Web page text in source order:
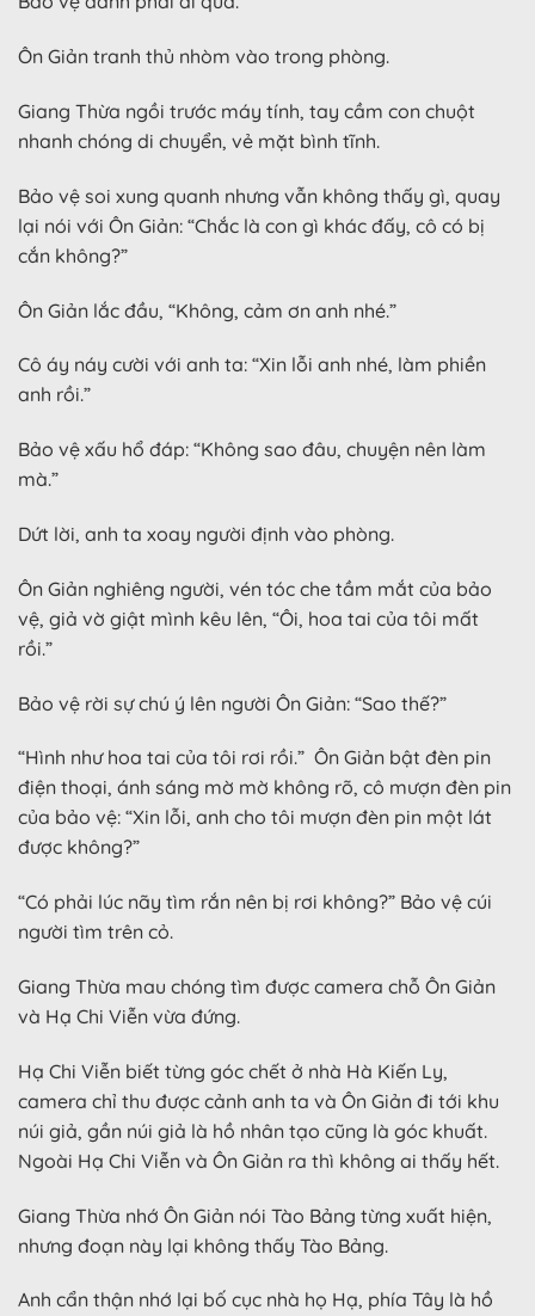
Ôn Giản tranh thủ nhòm vào trong phòng.
Giang Thừa ngồi trước máy tính, tay cầm con chuột
nhanh chóng di chuyển, vẻ mặt bình tĩnh.
Bảo vệ soi xung quanh nhưng vẫn không thấy gì, quay
lại nói với Ôn Giản: “Chắc là con gì khác đấy, cô có bị
cắn không?”
Ôn Giản lắc đầu, “Không, cảm ơn anh nhé.”
Cô áy náy cười với anh ta: “Xin lỗi anh nhé, làm phiền
anh rồi.”
Bảo vệ xấu hổ đáp: “Không sao đâu, chuyện nên làm
mà.”
Dứt lời, anh ta xoay người định vào phòng.
Ôn Giản nghiêng người, vén tóc che tầm mắt của bảo
vệ, giả vờ giật mình kêu lên, “Ôi, hoa tai của tôi mất
rồi.”
Bảo vệ rời sự chú ý lên người Ôn Giản: “Sao thế?”
“Hình như hoa tai của tôi rơi rồi.” Ôn Giản bật đèn pin
điện thoại, ánh sáng mờ mờ không rõ, cô mượn đèn pin
của bảo vệ: “Xin lỗi, anh cho tôi mượn đèn pin một lát
được không?”
“Có phải lúc nãy tìm rắn nên bị rơi không?” Bảo vệ cúi
người tìm trên cỏ.
Giang Thừa mau chóng tìm được camera chỗ Ôn Giản
và Hạ Chi Viễn vừa đứng.
Hạ Chi Viễn biết từng góc chết ở nhà Hà Kiến Ly,
camera chỉ thu được cảnh anh ta và Ôn Giản đi tới khu
núi giả, gần núi giả là hồ nhân tạo cũng là góc khuất.
Ngoài Hạ Chi Viễn và Ôn Giản ra thì không ai thấy hết.
Giang Thừa nhớ Ôn Giản nói Tào Bảng từng xuất hiện,
nhưng đoạn này lại không thấy Tào Bảng.
Anh cẩn thận nhớ lại bố cục nhà họ Hạ, phía Tây là hồ